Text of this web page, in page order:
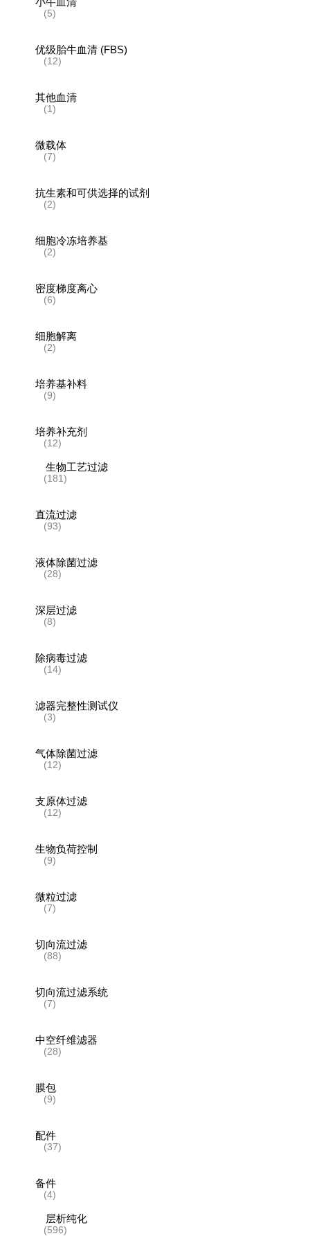
(5)
优级胎牛血清 (FBS)
(12)
其他血清
(1)
微载体
(7)
抗生素和可供选择的试剂
(2)
细胞冷冻培养基
(2)
密度梯度离心
(6)
细胞解离
(2)
培养基补料
(9)
培养补充剂
(12)
生物工艺过滤
(181)
直流过滤
(93)
液体除菌过滤
(28)
深层过滤
(8)
除病毒过滤
(14)
滤器完整性测试仪
(3)
气体除菌过滤
(12)
支原体过滤
(12)
生物负荷控制
(9)
微粒过滤
(7)
切向流过滤
(88)
切向流过滤系统
(7)
中空纤维滤器
(28)
膜包
(9)
配件
(37)
备件
(4)
层析纯化
(596)